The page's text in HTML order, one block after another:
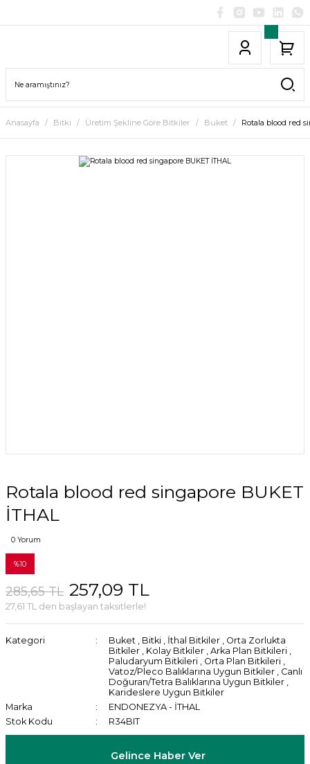
Anasayfa Bitki Üretim Şekline Göre Bitkiler Buket Rotala blood red
Rotala blood red singapore BUKET
İTHAL
0 Yorum
%10
285,65 TL 257,09 TL
27,61 TL den başlayan taksitlerle!
Kategori Buket , Bitki , İthal Bitkiler , Orta Zorlukta
Bitkiler , Kolay Bitkiler , Arka Plan Bitkileri ,
Paludaryum Bitkileri , Orta Plan Bitkileri ,
Vatoz/Pleco Balıklarına Uygun Bitkiler , Canlı
Doğuran/Tetra Balıklarına Uygun Bitkiler ,
Karideslere Uygun Bitkiler
Marka
ENDONEZYA - İTHAL
Stok Kodu
R34BIT
Gelince Haber Ver